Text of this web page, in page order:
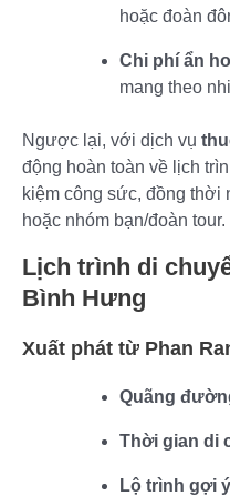
hoặc đoàn
Chi phí ẩn
mang theo
Ngược lại, với dịch vụ
động hoàn toàn về lịch
kiệm công sức, đồng thời
hoặc nhóm bạn/đoàn tour.
Lịch trình di
Bình Hưng
Xuất phát từ Phan
Quãng
Thời gian di
Lộ trình gợi ý